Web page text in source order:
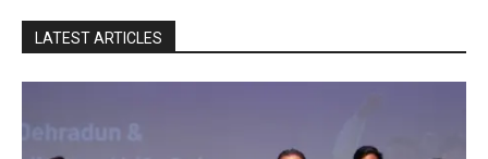
LATEST ARTICLES